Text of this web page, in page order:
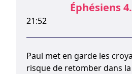
Éphésiens
21:52
Paul met en garde les
risque de retomber dans